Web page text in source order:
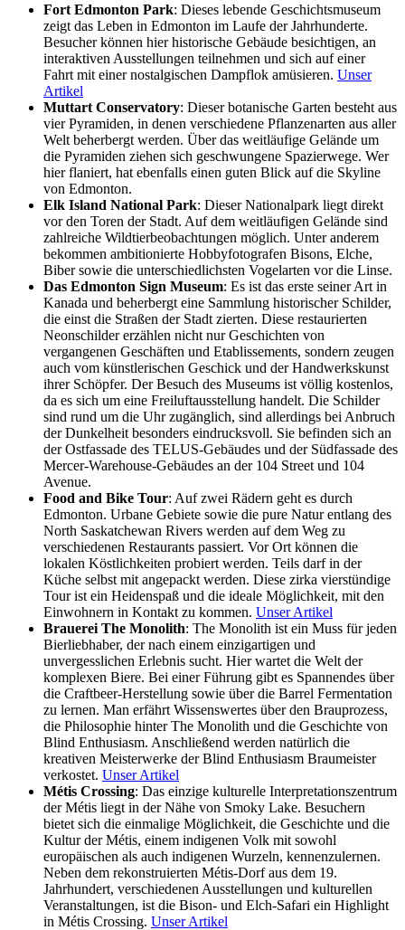
Fort Edmonton Park: Dieses lebende Geschichtsmuseum
zeigt das Leben in Edmonton im Laufe der Jahrhunderte.
Besucher können hier historische Gebäude besichtigen, an
interaktiven Ausstellungen teilnehmen und sich auf einer
Fahrt mit einer nostalgischen Dampflok amüsieren. Unser
Artikel
Muttart Conservatory: Dieser botanische Garten besteht aus
vier Pyramiden, in denen verschiedene Pflanzenarten aus aller
Welt beherbergt werden. Über das weitläufige Gelände um
die Pyramiden ziehen sich geschwungene Spazierwege. Wer
hier flaniert, hat ebenfalls einen guten Blick auf die Skyline
von Edmonton.
Elk Island National Park: Dieser Nationalpark liegt direkt
vor den Toren der Stadt. Auf dem weitläufigen Gelände sind
zahlreiche Wildtierbeobachtungen möglich. Unter anderem
bekommen ambitionierte Hobbyfotografen Bisons, Elche,
Biber sowie die unterschiedlichsten Vogelarten vor die Linse.
Das Edmonton Sign Museum: Es ist das erste seiner Art in
Kanada und beherbergt eine Sammlung historischer Schilder,
die einst die Straßen der Stadt zierten. Diese restaurierten
Neonschilder erzählen nicht nur Geschichten von
vergangenen Geschäften und Etablissements, sondern zeugen
auch vom künstlerischen Geschick und der Handwerkskunst
ihrer Schöpfer. Der Besuch des Museums ist völlig kostenlos,
da es sich um eine Freiluftausstellung handelt. Die Schilder
sind rund um die Uhr zugänglich, sind allerdings bei Anbruch
der Dunkelheit besonders eindrucksvoll. Sie befinden sich an
der Ostfassade des TELUS-Gebäudes und der Südfassade des
Mercer-Warehouse-Gebäudes an der 104 Street und 104
Avenue.
Food and Bike Tour: Auf zwei Rädern geht es durch
Edmonton. Urbane Gebiete sowie die pure Natur entlang des
North Saskatchewan Rivers werden auf dem Weg zu
verschiedenen Restaurants passiert. Vor Ort können die
lokalen Köstlichkeiten probiert werden. Teils darf in der
Küche selbst mit angepackt werden. Diese zirka vierstündige
Tour ist ein Heidenspaß und die ideale Möglichkeit, mit den
Einwohnern in Kontakt zu kommen. Unser Artikel
Brauerei The Monolith: The Monolith ist ein Muss für jeden
Bierliebhaber, der nach einem einzigartigen und
unvergesslichen Erlebnis sucht. Hier wartet die Welt der
komplexen Biere. Bei einer Führung gibt es Spannendes über
die Craftbeer-Herstellung sowie über die Barrel Fermentation
zu lernen. Man erfährt Wissenswertes über den Brauprozess,
die Philosophie hinter The Monolith und die Geschichte von
Blind Enthusiasm. Anschließend werden natürlich die
kreativen Meisterwerke der Blind Enthusiasm Braumeister
verkostet. Unser Artikel
Métis Crossing: Das einzige kulturelle Interpretationszentrum
der Métis liegt in der Nähe von Smoky Lake. Besuchern
bietet sich die einmalige Möglichkeit, die Geschichte und die
Kultur der Métis, einem indigenen Volk mit sowohl
europäischen als auch indigenen Wurzeln, kennenzulernen.
Neben dem rekonstruierten Métis-Dorf aus dem 19.
Jahrhundert, verschiedenen Ausstellungen und kulturellen
Veranstaltungen, ist die Bison- und Elch-Safari ein Highlight
in Métis Crossing. Unser Artikel